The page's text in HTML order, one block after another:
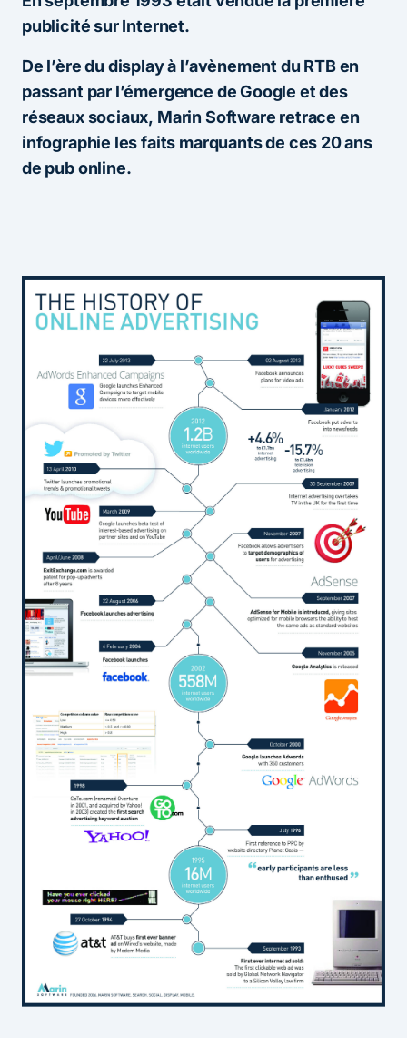
publicité sur Internet.
De l’ère du display à l’avènement du RTB en
passant par l’émergence de Google et des
réseaux sociaux, Marin Software retrace en
infographie les faits marquants de ces 20 ans
de pub online.